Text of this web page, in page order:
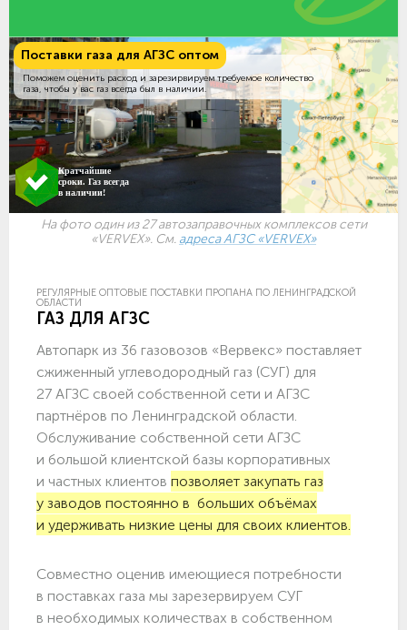
Поставки газа для АГЗС оптом
Поможем оценить расход и зарезирвируем требуемое количество
газа, чтобы у вас газ всегда был в наличии.
Кратчайшие
сроки. Газ всегда
в наличии!
На фото один из 27 автозаправочных комплексов сети
«VERVEX». См. адреса АГЗС «VERVEX»
РЕГУЛЯРНЫЕ ОПТОВЫЕ ПОСТАВКИ ПРОПАНА ПО ЛЕНИНГРАДСКОЙ
ОБЛАСТИ
ГАЗ ДЛЯ АГЗС
Автопарк из 36 газовозов «Вервекс» поставляет
сжиженный углеводородный газ (СУГ) для
27 АГЗС своей собственной сети и АГЗС
партнёров по Ленинградской области.
Обслуживание собственной сети АГЗС
и большой клиентской базы корпоративных
и частных клиентов позволяет закупать газ
у заводов постоянно в больших объёмах
и удерживать низкие цены для своих клиентов.
Совместно оценив имеющиеся потребности
в поставках газа мы зарезервируем СУГ
в необходимых количествах в собственном